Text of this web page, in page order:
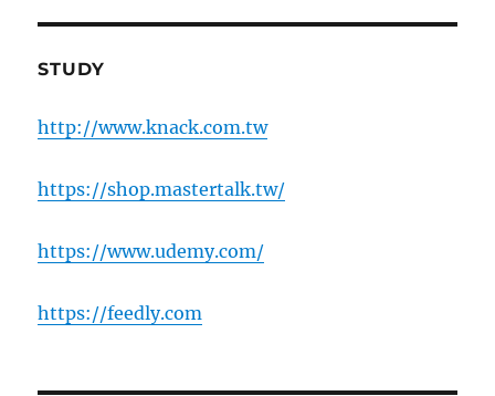
STUDY
http://www.knack.com.tw
https://shop.mastertalk.tw/
https://www.udemy.com/
https://feedly.com